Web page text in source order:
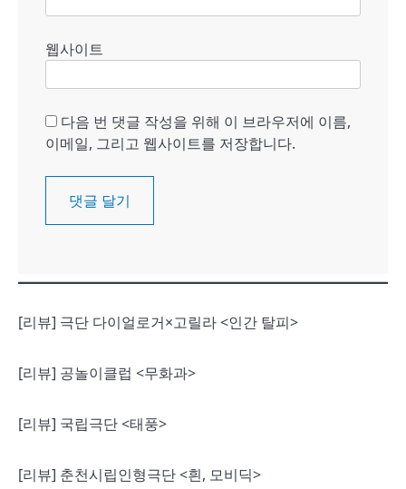
웹사이트
다음 번 댓글 작성을 위해 이 브라우저에 이름,
이메일, 그리고 웹사이트를 저장합니다.
[리뷰] 극단 다이얼로거×고릴라 <인간 탈피>
[리뷰] 공놀이클럽 <무화과>
[리뷰] 국립극단 <태풍>
[리뷰] 춘천시립인형극단 <흰, 모비딕>